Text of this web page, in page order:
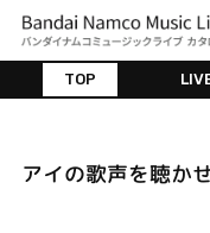
TOP
アイの歌声を聴か